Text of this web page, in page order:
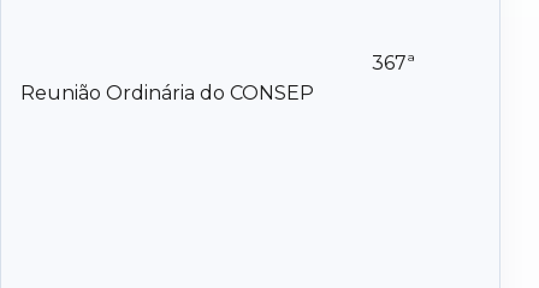
367ª
Reunião Ordinária do CONSEP